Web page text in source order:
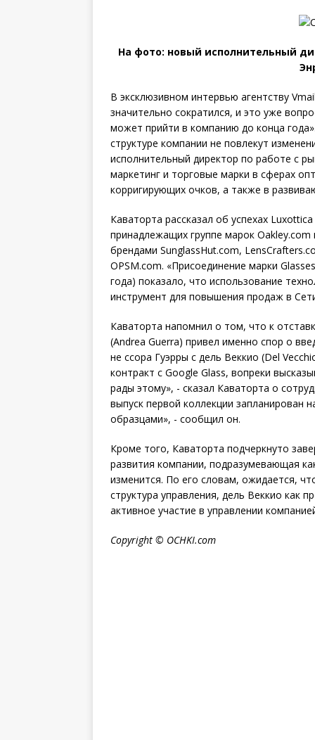
На фото: новый исполнительный
В эксклюзивном интервью агентству
значительно сократился, и это уже
может прийти в компанию до конца
структуре компании не повлекут
исполнительный директор по работе с
маркетинг и торговые марки в сферах
корригирующих очков, а также в
Каваторта рассказал об успехах
принадлежащих группе марок
брендами SunglassHut.com,
OPSM.com. «Присоединение марки
года) показало, что использование
инструмент для повышения продаж в
Каваторта напомнил о том, что к
(Andrea Guerra) привел именно спор о
не ссора Гуэрры с дель Веккио (Del
контракт с Google Glass, вопреки
рады этому», - сказал Каваторта о
выпуск первой коллекции
образцами», - сообщил он.
Кроме того, Каваторта подчеркнуто
развития компании, подразумевающая
изменится. По его словам, ожидается,
структура управления, дель Веккио как
активное участие в управлении
Copyright © OCHKI.com